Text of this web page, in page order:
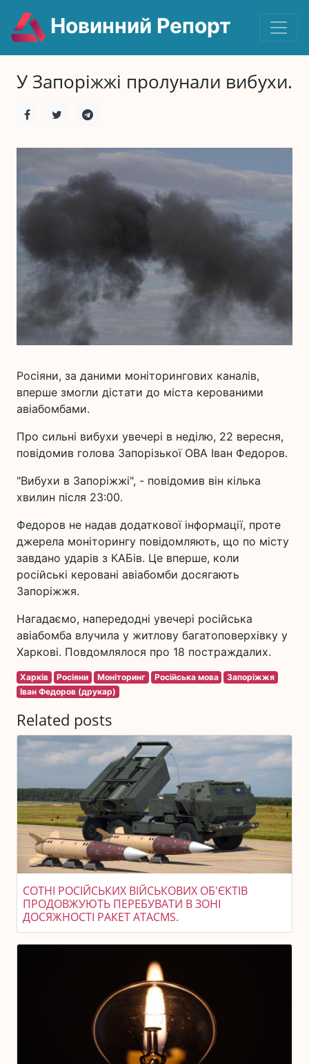
Новинний Репорт
У Запоріжжі пролунали вибухи.
Росіяни, за даними моніторингових каналів,
вперше змогли дістати до міста керованими
авіабомбами.
Про сильні вибухи увечері в неділю, 22 вересня,
повідомив голова Запорізької ОВА Іван Федоров.
"Вибухи в Запоріжжі", - повідомив він кілька
хвилин після 23:00.
Федоров не надав додаткової інформації, проте
джерела моніторингу повідомляють, що по місту
завдано ударів з КАБів. Це вперше, коли
російські керовані авіабомби досягають
Запоріжжя.
Нагадаємо, напередодні увечері російська
авіабомба влучила у житлову багатоповерхівку у
Харкові. Повдомлялося про 18 постраждалих.
Харків Росіяни Моніторинг Російська мова
Запоріжжя
Іван Федоров (друкар)
Related posts
СОТНІ РОСІЙСЬКИХ ВІЙСЬКОВИХ ОБ'ЄКТІВ
ПРОДОВЖУЮТЬ ПЕРЕБУВАТИ В ЗОНІ
ДОСЯЖНОСТІ РАКЕТ ATACMS.